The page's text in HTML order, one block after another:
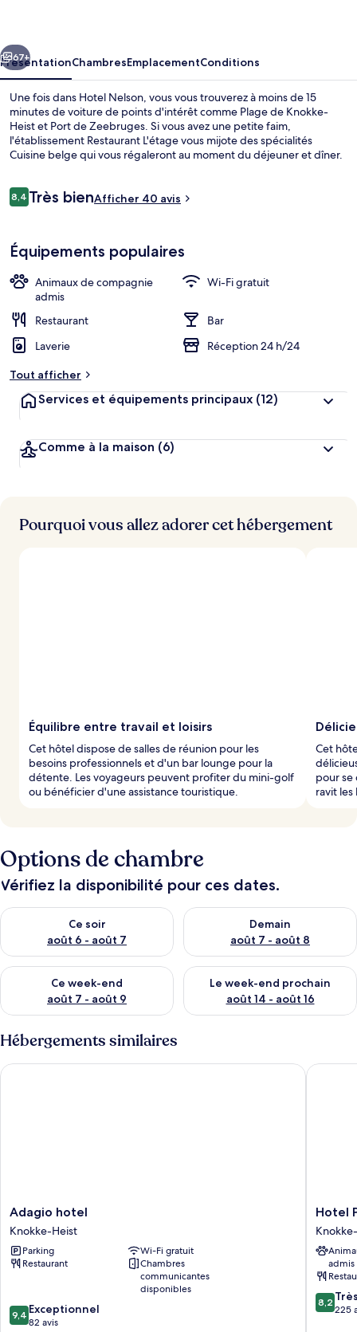
Suivant
67+
PrésentationChambresEmplacementConditions
Une fois dans Hotel Nelson, vous vous trouverez à moins de 15
minutes de voiture de points d'intérêt comme Plage de Knokke-
Heist et Port de Zeebruges. Si vous avez une petite faim,
l'établissement Restaurant L'étage vous mijote des spécialités
Cuisine belge qui vous régaleront au moment du déjeuner et dîner.
Avis
voyageurs
8,48,4 sur 10
Très bienAfficher 40 avis
Équipements populaires
Animaux de compagnie
admis
Wi-Fi gratuit
Restaurant
Bar
Laverie
Réception 24 h/24
Tout afficher
Services et équipements principaux (12)
Comme à la maison (6)
Pourquoi vous allez adorer cet hébergement
Équilibre entre travail et loisirs
Cet hôtel dispose de salles de réunion pour les
besoins professionnels et d'un bar lounge pour la
détente. Les voyageurs peuvent profiter du mini-golf
ou bénéficier d'une assistance touristique.
Cet
pour
ravit
Options de chambre
Vérifiez la disponibilité pour ces dates.
Ce soir
août 6 - août 7
Vérifier la disponibilité pour ce soir août 6 - août 7
Demain
août 7 - août 8
Vérifier la disponibilité pour
Ce week-end
août 7 - août 9
Vérifier la disponibilité pour ce week-end août 7 - août 9
Le week-end prochain
août 14 - août 16
Vérifier la disponibilité pour
Hébergements similaires
Adagio
hotel
Knokke-
Heist
Adagio hotel
Knokke-Heist
Parking
Wi-Fi gratuit
Restaurant
Chambres
communicantes
disponibles
9.4
sur
9,4 Exceptionnel
82 avis
Adagio hotel
Hotel
Prins
Knokke-
Heist
Hotel
admis
8.2
sur
8,2
225
Hotel